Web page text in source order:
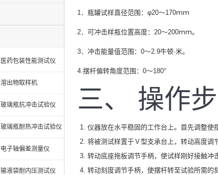
1．瓶罐试样直径范围：φ20～170ｍｍ
2．可冲击样瓶位置高度：20～200ｍｍ。
3．冲击能量值范围：0～2.9牛顿·米。
4.摆杆偏转角度范围：0～180°
三、 操作
仪器放在水平稳固的工作台上。首先调整使
将被测试样置于Ｖ型支承台上，转动高度调
转动底座拖板调节手柄，使试样刚好接触冲
转动刻度调节手柄，使摆杆转至试验所需的
医药包装性能测试仪
溶出物取样机
玻璃瓶抗冲击试验仪
玻璃瓶耐热冲击试验仪
电子轴偏差测量仪
输液袋耐内压测试仪